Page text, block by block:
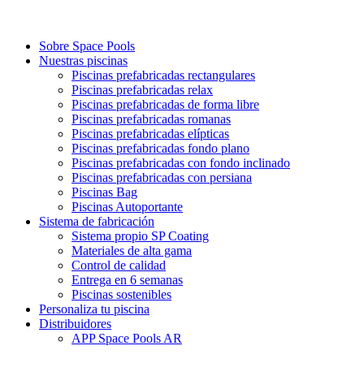
Sobre Space Pools
Nuestras piscinas
Piscinas prefabricadas rectangulares
Piscinas prefabricadas relax
Piscinas prefabricadas de forma libre
Piscinas prefabricadas romanas
Piscinas prefabricadas elípticas
Piscinas prefabricadas fondo plano
Piscinas prefabricadas con fondo inclinado
Piscinas prefabricadas con persiana
Piscinas Bag
Piscinas Autoportante
Sistema de fabricación
Sistema propio SP Coating
Materiales de alta gama
Control de calidad
Entrega en 6 semanas
Piscinas sostenibles
Personaliza tu piscina
Distribuidores
APP Space Pools AR